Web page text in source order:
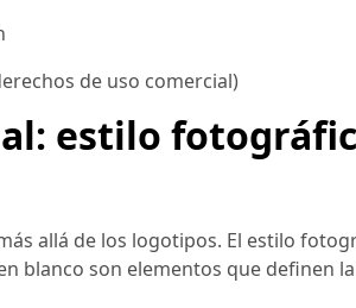
de uso comercial)
estilo
allá de los logotipos. El estilo
blanco son elementos que definen